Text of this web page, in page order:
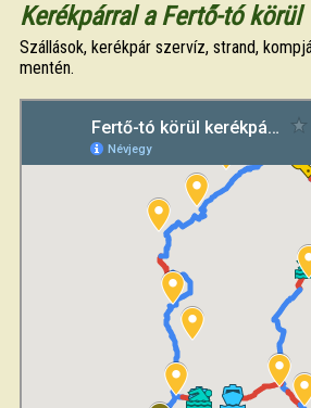
Kerékpárral a Fertő-tó körül
Szállások, kerékpár szervíz, strand,
mentén.